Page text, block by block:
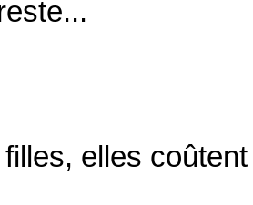
elles